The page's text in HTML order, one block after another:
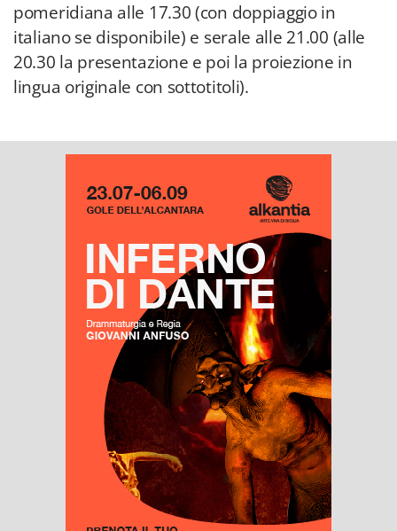
pomeridiana alle 17.30 (con doppiaggio in
italiano se disponibile) e serale alle 21.00 (alle
20.30 la presentazione e poi la proiezione in
lingua originale con sottotitoli).